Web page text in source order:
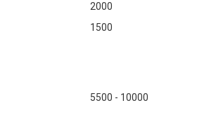
2000
1500
5500 - 10000